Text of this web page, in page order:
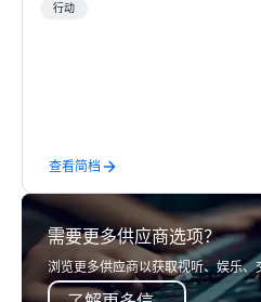
and Sonoma Valleys. These
day hikes we provide luxury self-
guided inn-to-in walking
from the gateway City of San
Francisco to the California wine
country with a focus on superb
lodging, food and wine. We also
行动
查看简档
需要更多供应商选项？
浏览更多供应商以获取视听、娱乐、